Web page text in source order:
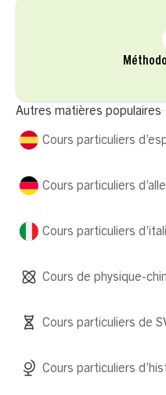
Autres matières populaires
Cours particuliers
Cours particuliers
Cours particuliers
Cours particuliers
Cours de physique-
Cours particuliers de